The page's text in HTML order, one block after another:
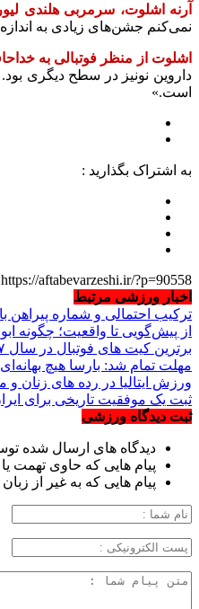
آرنه اشلوت، سرمربی هلندی
نمی‌کنم جشن‌های زیادی به
اشلوت از منظر فوتبالی به
داروین نونیز در سطح دیگری
است.»
به اشتراک بگذارید :
https://aftabevarzeshi.ir/?p=90558
اخبار ورزشی مرتبط
ترکیب احتمالی و شماره پیراهن
از پیش‌گویی تا واقعیت؛ چگونه
برترین کیت های فوتبال در سال ۲۰۲۷
مهلت تمام شد: بارسا هیچ بهانه‌‌ای
ورزش ایتالیا در رده های زنان و
ثبت یک موفقیت تاریخی برای
ثبت دیدگاه ورزشی
دیدگاه های ارسال شده
پیام هایی که حاوی تهمت
پیام هایی که به غیر از